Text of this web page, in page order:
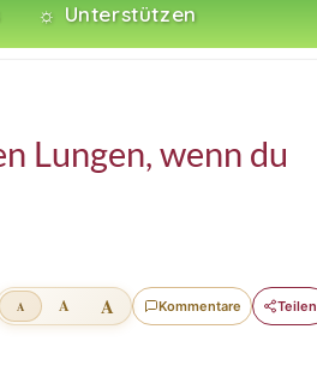
☼ Unterstützen
Lungen, wenn du
A A A Kommentare Teilen